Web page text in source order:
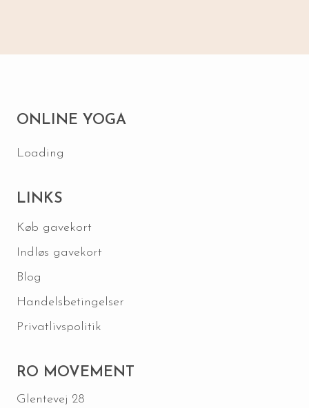
ONLINE YOGA
Loading
LINKS
Køb gavekort
Indløs gavekort
Blog
Handelsbetingelser
Privatlivspolitik
RO MOVEMENT
Glentevej 28